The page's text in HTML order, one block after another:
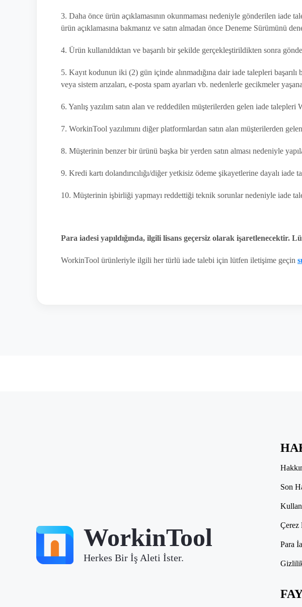
3. Daha önce ürün açıklamasının okunmaması nedeniyle gönderilen iade
ürün açıklamasına bakmanız ve satın almadan önce Deneme Sürümünü
4. Ürün kullanıldıktan ve başarılı bir şekilde gerçekleştirildikten sonra
5. Kayıt kodunun iki (2) gün içinde alınmadığına dair iade talepleri
veya sistem arızaları, e-posta spam ayarları vb. nedenlerle gecikmeler
6. Yanlış yazılım satın alan ve reddedilen müşterilerden gelen iade
7. WorkinTool yazılımını diğer platformlardan satın alan müşterilerden
8. Müşterinin benzer bir ürünü başka bir yerden satın alması nedeniyle
9. Kredi kartı dolandırıcılığı/diğer yetkisiz ödeme şikayetlerine dayalı
10. Müşterinin işbirliği yapmayı reddettiği teknik sorunlar nedeniyle iade
Para iadesi yapıldığında, ilgili lisans geçersiz olarak işaretlenecektir.
WorkinTool ürünleriyle ilgili her türlü iade talebi için lütfen iletişime geçin
WorkinTool
Herkes Bir İş Aleti İster.
Son
Çerez
Para